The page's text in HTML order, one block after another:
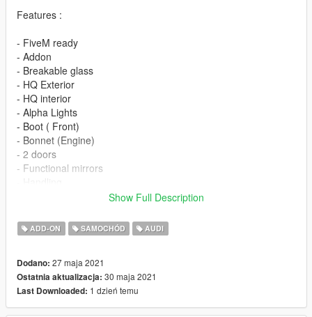
Features :
- FiveM ready
- Addon
- Breakable glass
- HQ Exterior
- HQ interior
- Alpha Lights
- Boot ( Front)
- Bonnet (Engine)
- 2 doors
- Functional mirrors
- 4K lights
- 4K Engine
- Functionnal SteeringWhell
- Low Polys
- No plates (It will be fixed int the V2)
- handling Vanilla (Feltzer2 Will be fixed at V2)
Show Full Description
ADD-ON SAMOCHÓD AUDI
Dodano: 27 maja 2021
Ostatnia aktualizacja: 30 maja 2021
Last Downloaded: 1 dzień temu